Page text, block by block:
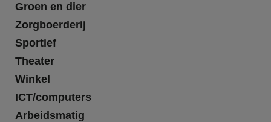
Groen en dier
Zorgboerderij
Sportief
Theater
Winkel
ICT/computers
Arbeidsmatig